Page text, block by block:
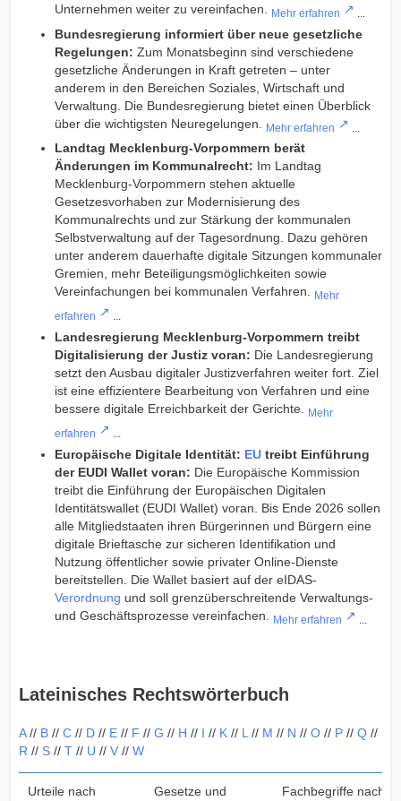
Unternehmen weiter zu vereinfachen.
Mehr erfahren
Bundesregierung informiert über neue gesetzliche
Regelungen: Zum Monatsbeginn sind verschiedene
gesetzliche Änderungen in Kraft getreten – unter
anderem in den Bereichen Soziales, Wirtschaft und
Verwaltung. Die Bundesregierung bietet einen Überblick
über die wichtigsten Neuregelungen.
Mehr erfahren
Landtag Mecklenburg-Vorpommern berät
Änderungen im Kommunalrecht: Im Landtag
Mecklenburg-Vorpommern stehen aktuelle
Gesetzesvorhaben zur Modernisierung des
Kommunalrechts und zur Stärkung der kommunalen
Selbstverwaltung auf der Tagesordnung. Dazu gehören
unter anderem dauerhafte digitale Sitzungen kommunaler
Gremien, mehr Beteiligungsmöglichkeiten sowie
Vereinfachungen bei kommunalen Verfahren. Mehr
erfahren
Landesregierung Mecklenburg-Vorpommern treibt
Digitalisierung der Justiz voran: Die Landesregierung
setzt den Ausbau digitaler Justizverfahren weiter fort. Ziel
ist eine effizientere Bearbeitung von Verfahren und eine
bessere digitale Erreichbarkeit der Gerichte.
Mehr
erfahren
Europäische Digitale Identität: EU treibt Einführung
der EUDI Wallet voran: Die Europäische Kommission
treibt die Einführung der Europäischen Digitalen
Identitätswallet (EUDI Wallet) voran. Bis Ende 2026 sollen
alle Mitgliedstaaten ihren Bürgerinnen und Bürgern eine
digitale Brieftasche zur sicheren Identifikation und
Nutzung öffentlicher sowie privater Online-Dienste
bereitstellen. Die Wallet basiert auf der eIDAS-
Verordnung und soll grenzüberschreitende Verwaltungs-
und Geschäftsprozesse vereinfachen.
Mehr erfahren
Lateinisches Rechtswörterbuch
A// B // C // D // E // F // G // H // I // K // L// M // N // O // P // Q //
R // S // T // U // V // W
Urteile nach
Gesetze und
Fachbegriffe nach